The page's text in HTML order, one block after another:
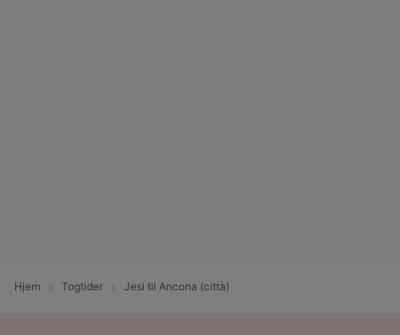
Hjem Togtider Jesi til Ancona (città)